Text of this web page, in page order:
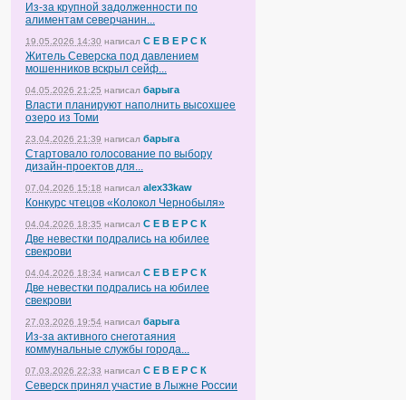
Из-за крупной задолженности по
алиментам северчанин...
19.05.2026 14:30 написал С Е В Е Р С К
Житель Северска под давлением
мошенников вскрыл сейф...
04.05.2026 21:25 написал барыга
Власти планируют наполнить высохшее
озеро из Томи
23.04.2026 21:39 написал барыга
Стартовало голосование по выбору
дизайн-проектов для...
07.04.2026 15:18 написал alex33kaw
Конкурс чтецов «Колокол Чернобыля»
04.04.2026 18:35 написал С Е В Е Р С К
Две невестки подрались на юбилее
свекрови
04.04.2026 18:34 написал С Е В Е Р С К
Две невестки подрались на юбилее
свекрови
27.03.2026 19:54 написал барыга
Из-за активного снеготаяния
коммунальные службы города...
07.03.2026 22:33 написал С Е В Е Р С К
Северск принял участие в Лыжне России